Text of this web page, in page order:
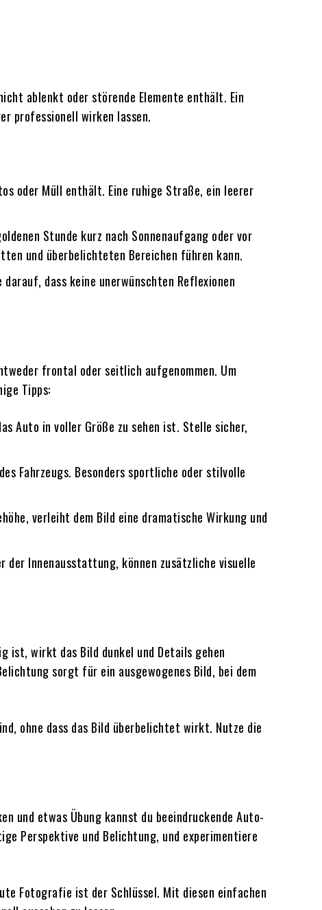
ablenkt oder störende Elemente enthält. Ein
professionell wirken lassen.
oder Müll enthält. Eine ruhige Straße, ein leerer
Stunde kurz nach Sonnenaufgang oder vor
und überbelichteten Bereichen führen kann.
dass keine unerwünschten Reflexionen
frontal oder seitlich aufgenommen. Um
Tipps:
Auto in voller Größe zu sehen ist. Stelle sicher,
Fahrzeugs. Besonders sportliche oder stilvolle
verleiht dem Bild eine dramatische Wirkung und
der Innenausstattung, können zusätzliche visuelle
ist, wirkt das Bild dunkel und Details gehen
sorgt für ein ausgewogenes Bild, bei dem
ohne dass das Bild überbelichtet wirkt. Nutze die
und etwas Übung kannst du beeindruckende Auto-
Perspektive und Belichtung, und experimentiere
Fotografie ist der Schlüssel. Mit diesen einfachen